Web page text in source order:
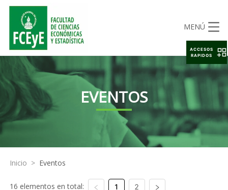
MENÚ
EVENTOS
Inicio > Eventos
16 elementos en total: 1 2
ACCESOS
RAPIDOS